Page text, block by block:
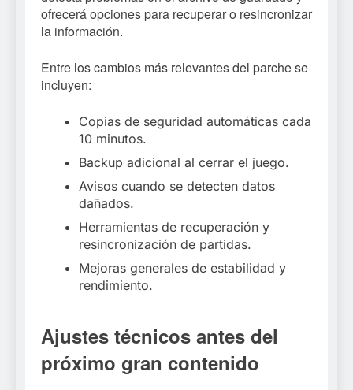
ofrecerá opciones para recuperar o resincronizar
la información.
Entre los cambios más relevantes del parche se
incluyen:
Copias de seguridad automáticas cada
10 minutos.
Backup adicional al cerrar el juego.
Avisos cuando se detecten datos
dañados.
Herramientas de recuperación y
resincronización de partidas.
Mejoras generales de estabilidad y
rendimiento.
Ajustes técnicos antes del
próximo gran contenido